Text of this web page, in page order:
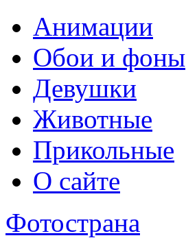
Анимации
Обои и фоны
Девушки
Животные
Прикольные
О сайте
Фотострана